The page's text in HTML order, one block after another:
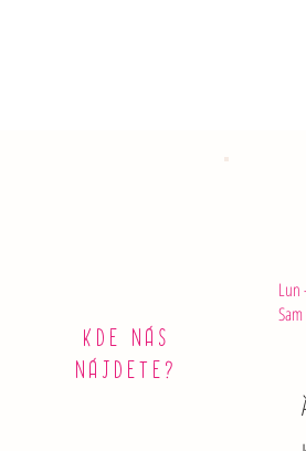
Lun
KDE NÁS
NÁJDETE?